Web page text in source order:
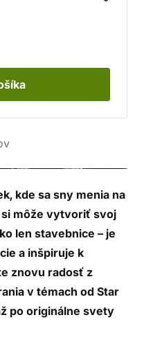
kde sa sny menia na
môže vytvoriť svoj
len stavebnice – je
a inšpiruje k
znovu radosť z
v témach od Star
po originálne svety